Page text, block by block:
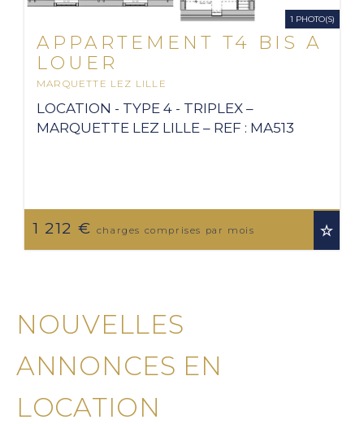
1 PHOTO(S)
APPARTEMENT T4 BIS A
LOUER
MARQUETTE LEZ LILLE
125.52 M 2
1 212 € charges comprises par mois
LOCATION - TYPE 4 - TRIPLEX –
MARQUETTE LEZ LILLE – REF : MA513
NOUVELLES
ANNONCES EN
LOCATION